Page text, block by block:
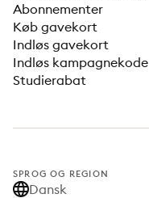
Abonnementer
Køb gavekort
Indløs gavekort
Indløs kampagnekode
Studierabat
SPROG OG REGION
Dansk